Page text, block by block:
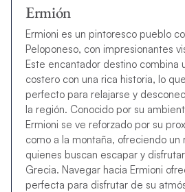
Ermión
Ermioni es un pintoresco pueblo
Peloponeso, con impresionantes
Este encantador destino combina
costero con una rica historia, lo
perfecto para relajarse y
la región. Conocido por su
Ermioni se ve reforzado por su
como a la montaña, ofreciendo un
quienes buscan escapar y
Grecia. Navegar hacia Ermioni
perfecta para disfrutar de su